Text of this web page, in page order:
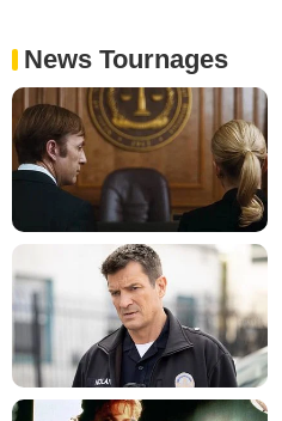
News Tournages